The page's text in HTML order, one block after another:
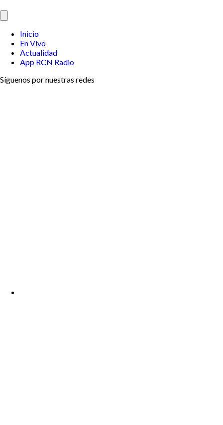
Inicio
En Vivo
Actualidad
App RCN Radio
Síguenos por nuestras redes